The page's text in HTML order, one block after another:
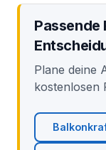
Passende
Plane deine
kostenlosen